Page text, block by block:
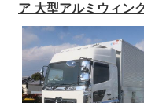
ア 大型アルミウィン
ール 380馬力 ★楽の